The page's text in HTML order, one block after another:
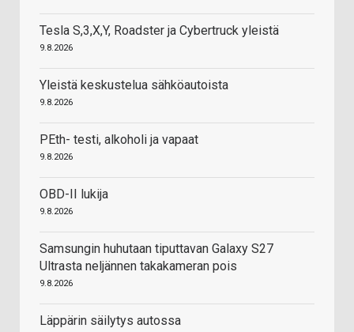
Tesla S,3,X,Y, Roadster ja Cybertruck yleistä
9.8.2026
Yleistä keskustelua sähköautoista
9.8.2026
PEth- testi, alkoholi ja vapaat
9.8.2026
OBD-II lukija
9.8.2026
Samsungin huhutaan tiputtavan Galaxy S27
Ultrasta neljännen takakameran pois
9.8.2026
Läppärin säilytys autossa